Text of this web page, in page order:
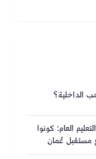
الداخلية؟
العام: كونوا
مستقبل عُمان